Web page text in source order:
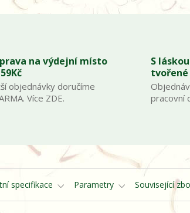
na výdejní místo
objednávky doručíme
Více ZDE.
S
tvořené
pracovní
specifikace Parametry Související